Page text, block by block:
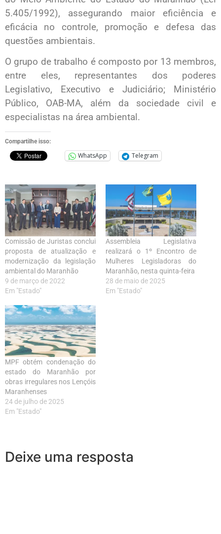
5.405/1992), assegurando maior eficiência e
eficácia no controle, promoção e defesa das
questões ambientais.
O grupo de trabalho é composto por 13 membros,
entre eles, representantes dos poderes
Legislativo, Executivo e Judiciário; Ministério
Público, OAB-MA, além da sociedade civil e
especialistas na área ambiental.
Compartilhe isso:
WhatsApp Telegram
Comissão de Juristas conclui
proposta de atualização e
modernização da legislação
ambiental do Maranhão
9 de março de 2022
Em "Estado"
Assembleia Legislativa
realizará o 1º Encontro de
Mulheres Legisladoras do
Maranhão, nesta quinta-feira
28 de maio de 2025
Em "Estado"
MPF obtém condenação do
estado do Maranhão por
obras irregulares nos Lençóis
Maranhenses
24 de julho de 2025
Em "Estado"
Deixe uma resposta